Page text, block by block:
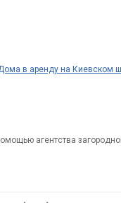
в аренду на Киевском
агентства